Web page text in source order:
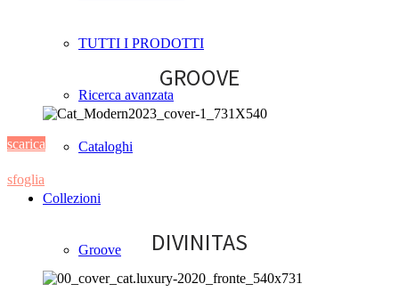
TUTTI I PRODOTTI
Ricerca avanzata
Cataloghi
Collezioni
Groove
GROOVE
scarica
sfoglia
DIVINITAS